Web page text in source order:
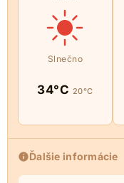
Slnečno
34°C 20°C
Ďalšie informácie